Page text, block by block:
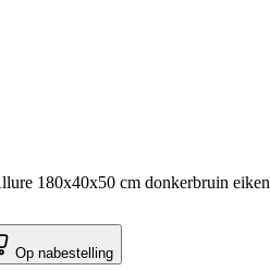
180x40x50 cm donkerbruin eiken
Op nabestelling